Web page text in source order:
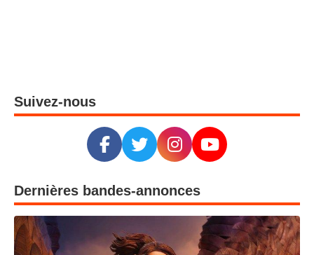
Suivez-nous
Dernières bandes-annonces